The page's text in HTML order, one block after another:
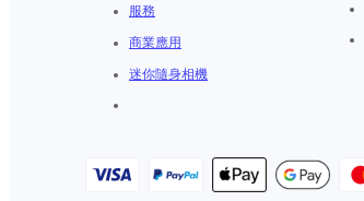
服務
商業應用
迷你隨身相機